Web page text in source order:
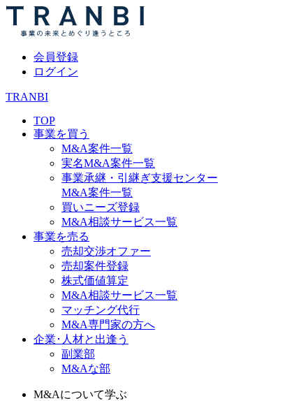
会員登録
ログイン
TRANBI
TOP
事業を買う
M&A案件一覧
実名M&A案件一覧
事業承継・引継ぎ支援センター
M&A案件一覧
買いニーズ登録
M&A相談サービス一覧
事業を売る
売却交渉オファー
売却案件登録
株式価値算定
M&A相談サービス一覧
マッチング代行
M&A専門家の方へ
企業･人材と出逢う
副業部
M&Aな部
M&Aについて学ぶ